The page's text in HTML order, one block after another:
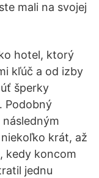
mali na svojej
hotel, ktorý
kľúč a od izby
šperky
Podobný
krát, až
kedy koncom
jednu